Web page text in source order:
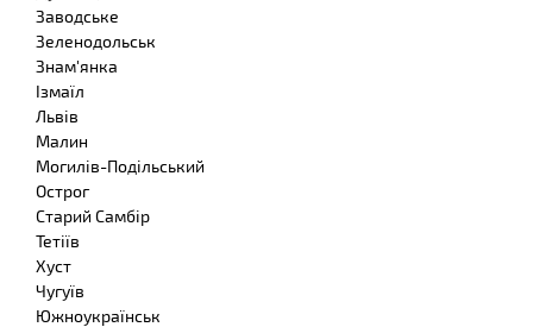
Заводське
Зеленодольськ
Знам'янка
Ізмаїл
Львів
Малин
Могилів-Подільський
Острог
Старий Самбір
Тетіїв
Хуст
Чугуїв
Южноукраїнськ